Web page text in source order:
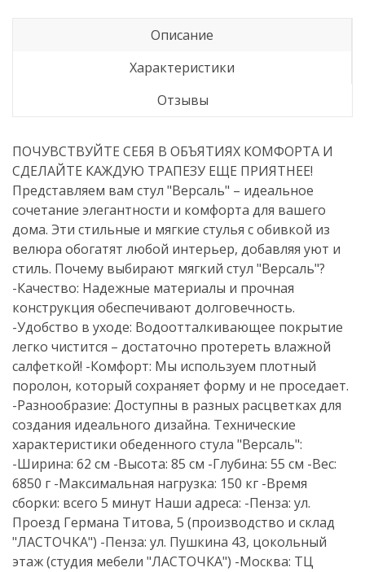
Описание
Характеристики
Отзывы
ПОЧУВСТВУЙТЕ СЕБЯ В ОБЪЯТИЯХ КОМФОРТА И
СДЕЛАЙТЕ КАЖДУЮ ТРАПЕЗУ ЕЩЕ ПРИЯТНЕЕ!
Представляем вам стул "Версаль" – идеальное
сочетание элегантности и комфорта для вашего
дома. Эти стильные и мягкие стулья с обивкой из
велюра обогатят любой интерьер, добавляя уют и
стиль. Почему выбирают мягкий стул "Версаль"?
-Качество: Надежные материалы и прочная
конструкция обеспечивают долговечность.
-Удобство в уходе: Водоотталкивающее покрытие
легко чистится – достаточно протереть влажной
салфеткой! -Комфорт: Мы используем плотный
поролон, который сохраняет форму и не проседает.
-Разнообразие: Доступны в разных расцветках для
создания идеального дизайна. Технические
характеристики обеденного стула "Версаль":
-Ширина: 62 см -Высота: 85 см -Глубина: 55 см -Вес:
6850 г -Максимальная нагрузка: 150 кг -Время
сборки: всего 5 минут Наши адреса: -Пенза: ул.
Проезд Германа Титова, 5 (производство и склад
"ЛАСТОЧКА") -Пенза: ул. Пушкина 43, цокольный
этаж (студия мебели "ЛАСТОЧКА") -Москва: ТЦ